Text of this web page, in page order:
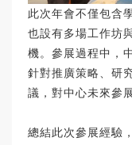
此次年會不僅包含
也設有多場工作坊
機。參展過程中，
針對推廣策略、研
議，對中心未來參
總結此次參展經驗